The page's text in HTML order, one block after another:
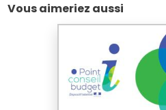
Vous aimeriez aussi